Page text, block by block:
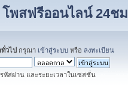
พสฟรีออนไลน์ 24ชม
วไป กรุณา เข้าสู่ระบบ หรือ ลงทะเบียน
หัสผ่าน และระยะเวลาในเซสชั่น